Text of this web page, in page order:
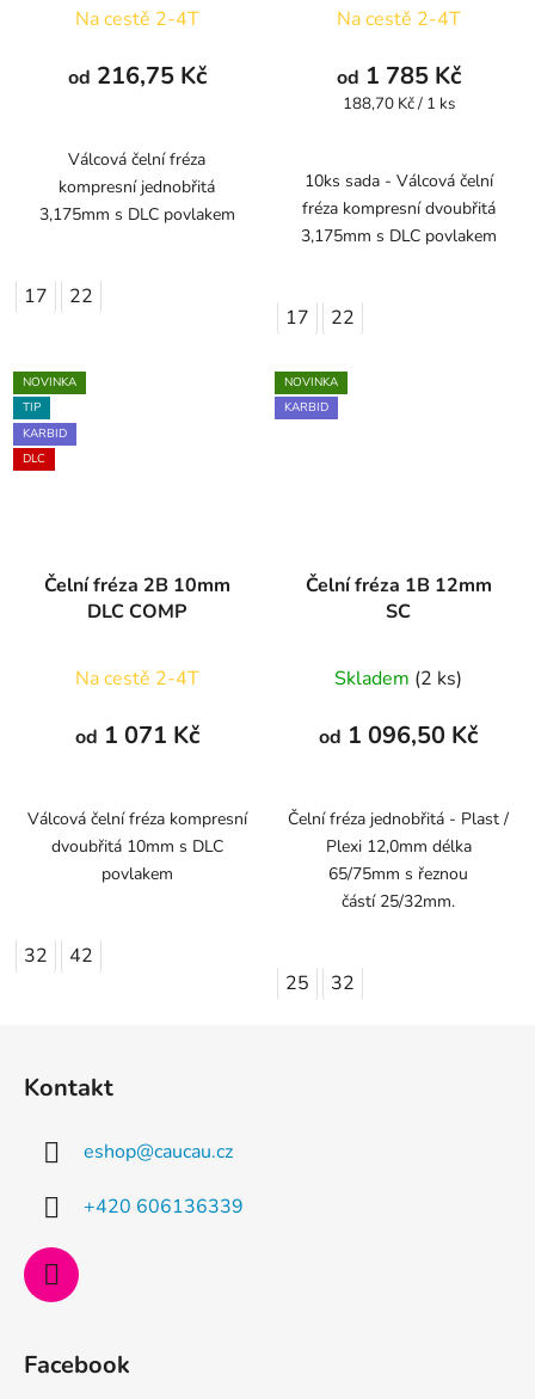
Na cestě 2-4T
od 216,75 Kč
Válcová čelní fréza
kompresní jednobřitá
3,175mm s DLC povlakem
17 22
Na cestě 2-4T
od 1 785 Kč
Měrná
188,70 Kč / 1 ks
10ks sada - Válcová čelní
fréza kompresní dvoubřitá
3,175mm s DLC povlakem
17 22
NOVINKA
TIP
KARBID
DLC
Čelní fréza 2B 10mm
DLC COMP
Na cestě 2-4T
od 1 071 Kč
Válcová čelní fréza kompresní
dvoubřitá 10mm s DLC
povlakem
32 42
NOVINKA
KARBID
Čelní fréza 1B 12mm
SC
Skladem (2 ks)
od 1 096,50 Kč
Čelní fréza jednobřitá - Plast /
Plexi 12,0mm délka
65/75mm s řeznou
částí 25/32mm.
25 32
Kontakt
eshop@caucau.cz
+420 606136339
Facebook